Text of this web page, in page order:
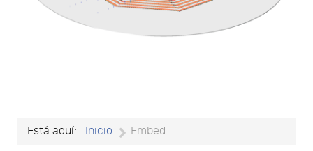
Está aquí: Inicio Embed